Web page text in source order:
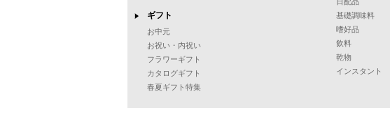
ギフト
お中元
お祝い・内祝い
フラワーギフト
カタログギフト
春夏ギフト特集
基礎調味料
嗜好品
飲料
乾物
インスタント